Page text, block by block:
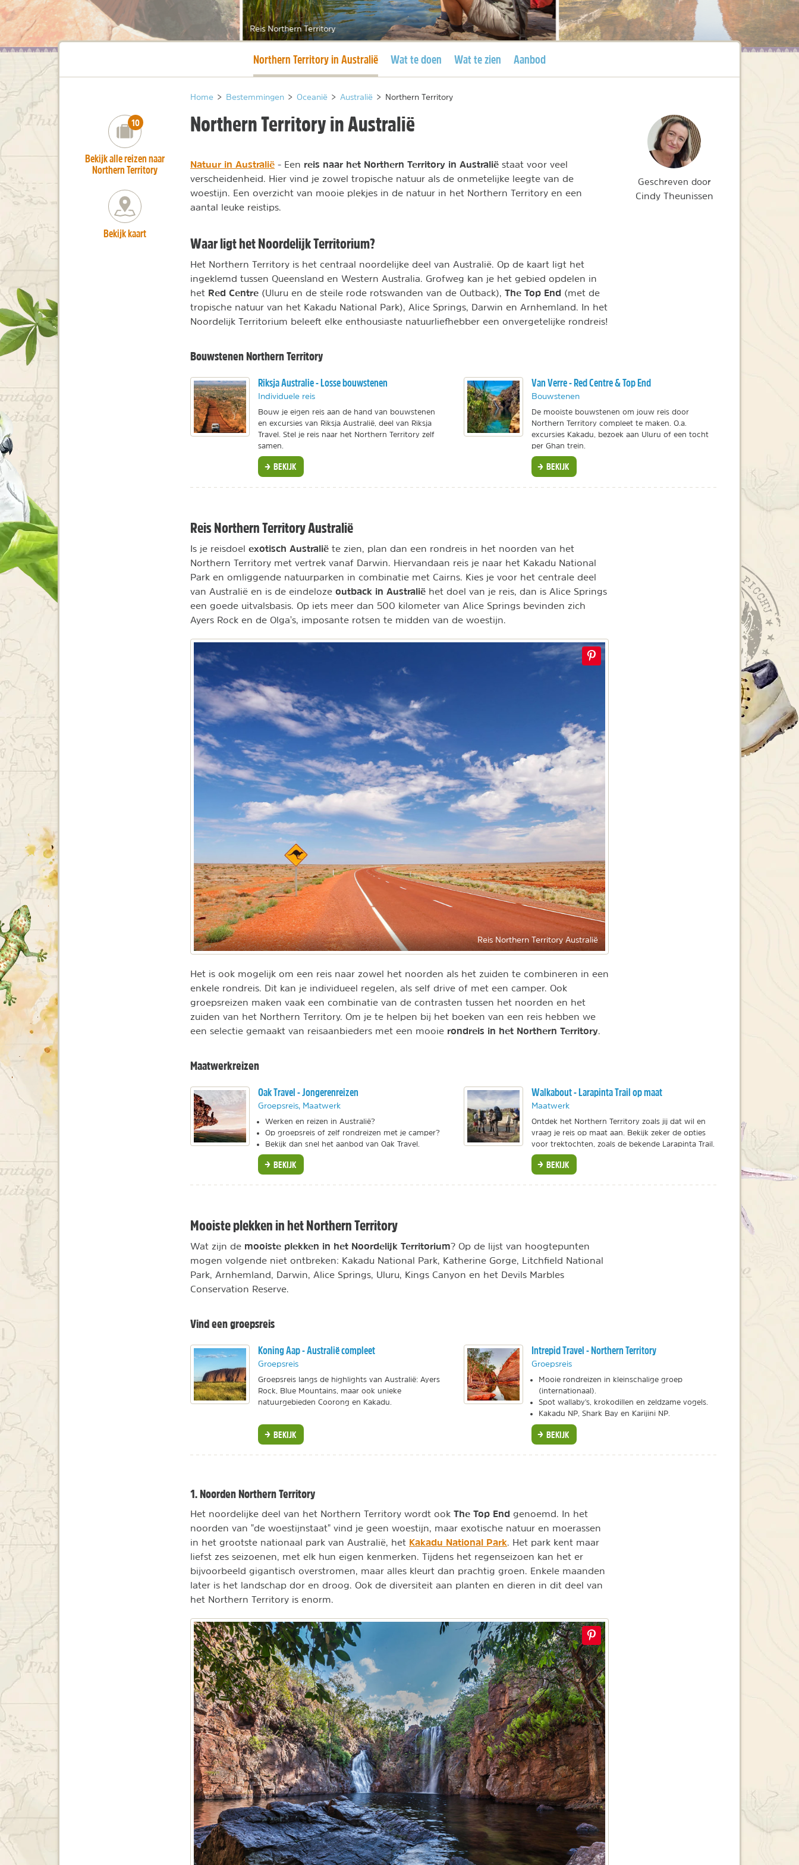
Reis Northern Territory
Huidige pagina
Northern Territory in Australië Wat te doen Wat te zien Aanbod
Home > Bestemmingen > Oceanië > Australië > Northern Territory
Northern Territory in Australië
Natuur in Australië - Een reis naar het Northern Territory in Australië staat voor veel
verscheidenheid. Hier vind je zowel tropische natuur als de onmetelijke leegte van de
woestijn. Een overzicht van mooie plekjes in de natuur in het Northern Territory en een
aantal leuke reistips.
Waar ligt het Noordelijk Territorium?
Het Northern Territory is het centraal noordelijke deel van Australië. Op de kaart ligt het
ingeklemd tussen Queensland en Western Australia. Grofweg kan je het gebied opdelen in
het Red Centre (Uluru en de steile rode rotswanden van de Outback), The Top End (met de
tropische natuur van het Kakadu National Park), Alice Springs, Darwin en Arnhemland. In het
Noordelijk Territorium beleeft elke enthousiaste natuurliefhebber een onvergetelijke rondreis!
Bouwstenen Northern Territory
Riksja Australie - Losse bouwstenen
Individuele reis
Bouw je eigen reis aan de hand van bouwstenen
en excursies van Riksja Australië, deel van Riksja
Travel. Stel je reis naar het Northern Territory zelf
samen.
BEKIJK
Van Verre - Red Centre & Top End
Bouwstenen
De mooiste bouwstenen om jouw reis door
Northern Territory compleet te maken. O.a.
excursies Kakadu, bezoek aan Uluru of een tocht
per Ghan trein.
BEKIJK
Reis Northern Territory Australië
Is je reisdoel exotisch Australië te zien, plan dan een rondreis in het noorden van het
Northern Territory met vertrek vanaf Darwin. Hiervandaan reis je naar het Kakadu National
Park en omliggende natuurparken in combinatie met Cairns. Kies je voor het centrale deel
van Australië en is de eindeloze outback in Australië het doel van je reis, dan is Alice Springs
een goede uitvalsbasis. Op iets meer dan 500 kilometer van Alice Springs bevinden zich
Ayers Rock en de Olga's, imposante rotsen te midden van de woestijn.
Reis Northern Territory Australië
Het is ook mogelijk om een reis naar zowel het noorden als het zuiden te combineren in een
enkele rondreis. Dit kan je individueel regelen, als self drive of met een camper. Ook
groepsreizen maken vaak een combinatie van de contrasten tussen het noorden en het
zuiden van het Northern Territory. Om je te helpen bij het boeken van een reis hebben we
een selectie gemaakt van reisaanbieders met een mooie rondreis in het Northern Territory
Maatwerkreizen
Oak Travel - Jongerenreizen
Groepsreis, Maatwerk
Werken en reizen in Australië?
Op groepsreis of zelf rondreizen met je camper?
Bekijk dan snel het aanbod van Oak Travel.
BEKIJK
Walkabout - Larapinta Trail op maat
Maatwerk
Ontdek het Northern Territory zoals jij dat wil en
vraag je reis op maat aan. Bekijk zeker de opties
voor trektochten, zoals de bekende Larapinta Trail.
BEKIJK
Mooiste plekken in het Northern Territory
Wat zijn de mooiste plekken in het Noordelijk Territorium? Op de lijst van hoogtepunten
mogen volgende niet ontbreken: Kakadu National Park, Katherine Gorge, Litchfield National
Park, Arnhemland, Darwin, Alice Springs, Uluru, Kings Canyon en het Devils Marbles
Conservation Reserve.
Vind een groepsreis
Koning Aap - Australië compleet
Groepsreis
Groepsreis langs de highlights van Australië: Ayers
Rock, Blue Mountains, maar ook unieke
natuurgebieden Coorong en Kakadu.
BEKIJK
Intrepid Travel - Northern Territory
Groepsreis
Mooie rondreizen in kleinschalige groep
(internationaal).
Spot wallaby's, krokodillen en zeldzame vogels.
Kakadu NP, Shark Bay en Karijini NP.
BEKIJK
1. Noorden Northern Territory
Het noordelijke deel van het Northern Territory wordt ook The Top End genoemd. In het
noorden van "de woestijnstaat" vind je geen woestijn, maar exotische natuur en moerassen
in het grootste nationaal park van Australië, het Kakadu National Park . Het park kent maar
liefst zes seizoenen, met elk hun eigen kenmerken. Tijdens het regenseizoen kan het er
bijvoorbeeld gigantisch overstromen, maar alles kleurt dan prachtig groen. Enkele maanden
later is het landschap dor en droog. Ook de diversiteit aan planten en dieren in dit deel van
het Northern Territory is enorm.
number_of_trips:
10
Bekijk alle reizen naar
Northern Territory
Bekijk kaart
Geschreven door
Cindy Theunissen